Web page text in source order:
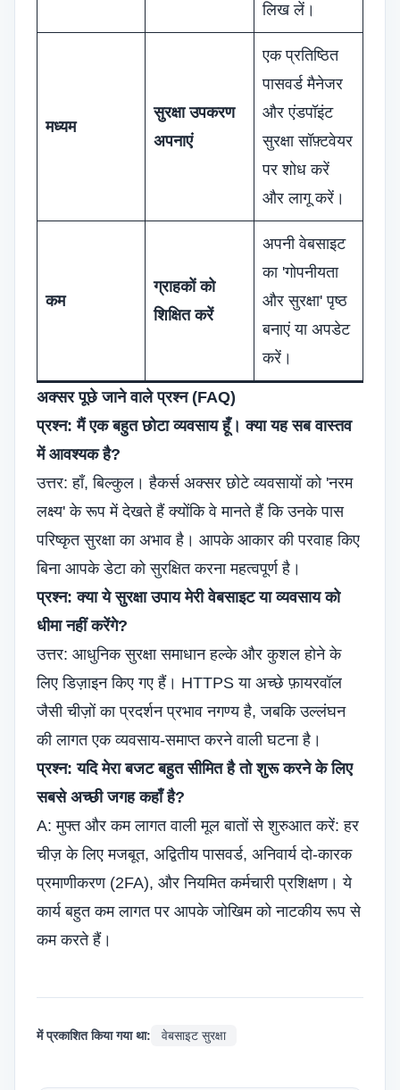
लिख लें।
मध्यम
सुरक्षा उपकरण
अपनाएं
एक प्रतिष्ठित
पासवर्ड मैनेजर
और एंडपॉइंट
सुरक्षा सॉफ़्टवेयर
पर शोध करें
और लागू करें।
कम
ग्राहकों को
शिक्षित करें
अपनी वेबसाइट
का 'गोपनीयता
और सुरक्षा' पृष्ठ
बनाएं या अपडेट
करें।
अक्सर पूछे जाने वाले प्रश्न (FAQ)
प्रश्न: मैं एक बहुत छोटा व्यवसाय हूँ। क्या यह सब वास्तव
में आवश्यक है?
उत्तर: हाँ, बिल्कुल। हैकर्स अक्सर छोटे व्यवसायों को 'नरम
लक्ष्य' के रूप में देखते हैं क्योंकि वे मानते हैं कि उनके पास
परिष्कृत सुरक्षा का अभाव है। आपके आकार की परवाह किए
बिना आपके डेटा को सुरक्षित करना महत्वपूर्ण है।
प्रश्न: क्या ये सुरक्षा उपाय मेरी वेबसाइट या व्यवसाय को
धीमा नहीं करेंगे?
उत्तर: आधुनिक सुरक्षा समाधान हल्के और कुशल होने के
लिए डिज़ाइन किए गए हैं। HTTPS या अच्छे फ़ायरवॉल
जैसी चीज़ों का प्रदर्शन प्रभाव नगण्य है, जबकि उल्लंघन
की लागत एक व्यवसाय-समाप्त करने वाली घटना है।
प्रश्न: यदि मेरा बजट बहुत सीमित है तो शुरू करने के लिए
सबसे अच्छी जगह कहाँ है?
A: मुफ्त और कम लागत वाली मूल बातों से शुरुआत करें: हर
चीज़ के लिए मजबूत, अद्वितीय पासवर्ड, अनिवार्य दो-कारक
प्रमाणीकरण (2FA), और नियमित कर्मचारी प्रशिक्षण। ये
कार्य बहुत कम लागत पर आपके जोखिम को नाटकीय रूप से
कम करते हैं।
में प्रकाशित किया गया था: वेबसाइट सुरक्षा